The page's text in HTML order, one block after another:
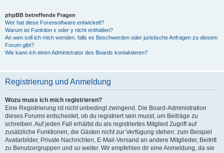
phpBB betreffende Fragen
Wer hat diese Forensoftware entwickelt?
Warum ist Funktion x oder y nicht enthalten?
An wen soll ich mich wenden, falls es Beschwerden oder juristische Anfragen zu diesem
Forum gibt?
Wie kann ich einen Administrator des Boards kontaktieren?
Registrierung und Anmeldung
Wozu muss ich mich registrieren?
Eine Registrierung ist nicht unbedingt zwingend. Die Board-Administration
dieses Forums entscheidet, ob du registriert sein musst, um Beiträge zu
schreiben. Auf jeden Fall erhältst du als registriertes Mitglied Zugriff auf
zusätzliche Funktionen, die Gästen nicht zur Verfügung stehen: zum Beispiel
Avatarbilder, Private Nachrichten, E-Mail-Versand an andere Mitglieder, Beitritt
zu Benutzergruppen und so weiter. Wir empfehlen dir eine Anmeldung, da sie